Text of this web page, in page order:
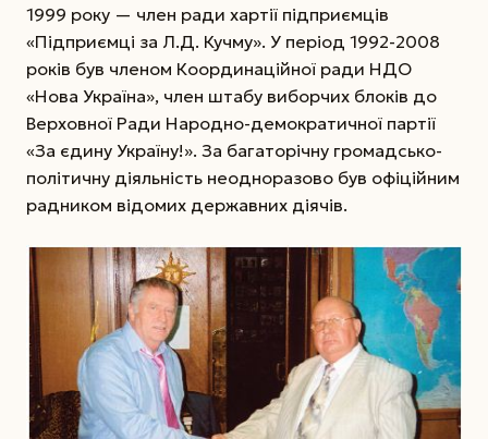
1999 року — член ради хартії підприємців
«Підприємці за Л.Д. Кучму». У період 1992-2008
років був членом Координаційної ради НДО
«Нова Україна», член штабу виборчих блоків до
Верховної Ради Народно-демократичної партії
«За єдину Україну!». За багаторічну громадсько-
політичну діяльність неодноразово був офіційним
радником відомих державних діячів.